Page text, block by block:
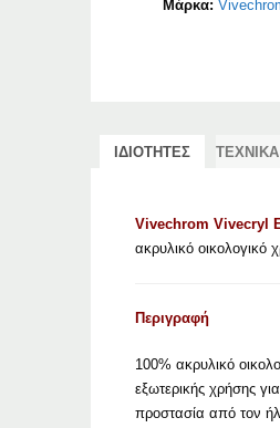
Μάρκα:
ΙΔΙΟΤΗΤΕΣ
Vivechrom Vivecryl
ακρυλικό οικολογικό
Περιγραφή
100% ακρυλικό
εξωτερικής χρήσης
προστασία από τον